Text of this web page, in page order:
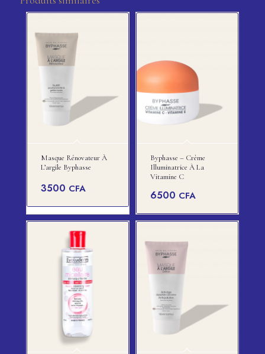
Masque Rénovateur À
L’argile Byphasse
3500 CFA
Byphasse – Crème
Illuminatrice À La
Vitamine C
6500 CFA